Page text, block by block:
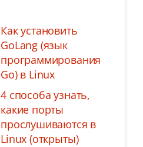
Как установить
GoLang (язык
программирования
Go) в Linux
4 способа узнать,
какие порты
прослушиваются в
Linux (открыты)